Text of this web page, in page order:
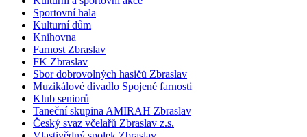
Sportovní hala
Kulturní dům
Knihovna
Farnost Zbraslav
FK Zbraslav
Sbor dobrovolných hasičů Zbraslav
Muzikálové divadlo Spojené farnosti
Klub seniorů
Taneční skupina AMIRAH Zbraslav
Český svaz včelařů Zbraslav z.s.